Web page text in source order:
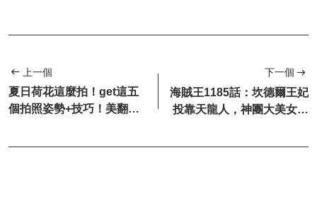
上一個
夏日荷花這麼拍！get這五
個拍照姿勢+技巧！美翻朋
下一個
海賊王1185話：坎德爾王妃
投靠天龍人，神團大美女登